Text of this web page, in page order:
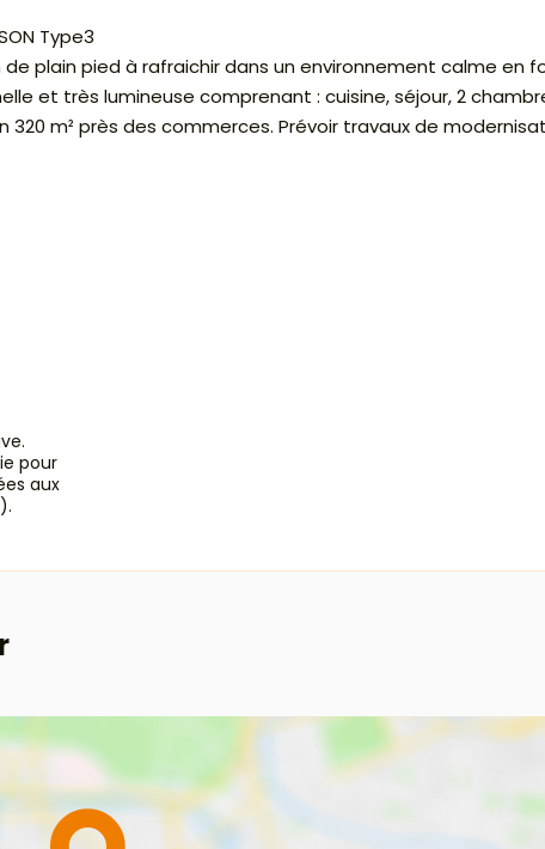
Type3
plain pied à rafraichir dans un environnement calme en
et très lumineuse comprenant : cuisine, séjour, 2
320 m² près des commerces. Prévoir travaux de
pour
aux